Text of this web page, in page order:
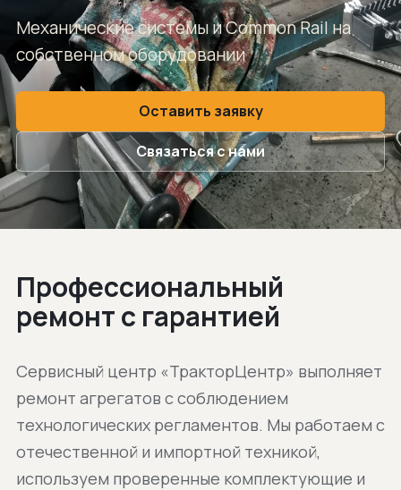
Механические системы и Common Rail на
собственном оборудовании
Оставить заявку
Связаться с нами
Профессиональный
ремонт с гарантией
Сервисный центр «ТракторЦентр» выполняет
ремонт агрегатов с соблюдением
технологических регламентов. Мы работаем с
отечественной и импортной техникой,
используем проверенные комплектующие и